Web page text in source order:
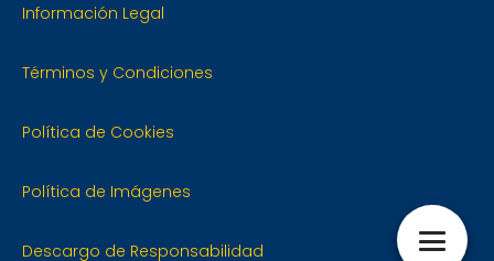
Información Legal
Términos y Condiciones
Política de Cookies
Política de Imágenes
Descargo de Responsabilidad